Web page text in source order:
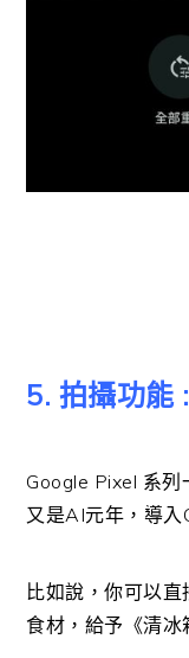
5. 拍攝功能
Google Pixel 系
又是AI元年，導入
比如說，你可以
食材，給予《清